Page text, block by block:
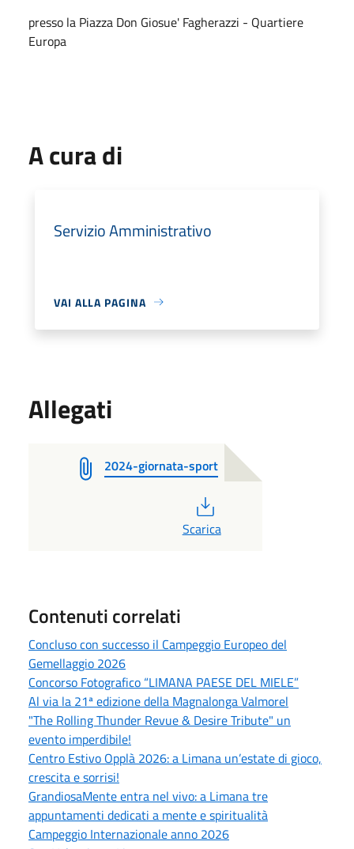
presso la Piazza Don Giosue' Fagherazzi - Quartiere
Europa
A cura di
Servizio Amministrativo
VAI ALLA PAGINA
Allegati
2024-giornata-sport
Scarica
Contenuti correlati
Concluso con successo il Campeggio Europeo del
Gemellaggio 2026
Concorso Fotografico “LIMANA PAESE DEL MIELE”
Al via la 21ª edizione della Magnalonga Valmorel
"The Rolling Thunder Revue & Desire Tribute" un
evento imperdibile!
Centro Estivo Opplà 2026: a Limana un’estate di gioco,
crescita e sorrisi!
GrandiosaMente entra nel vivo: a Limana tre
appuntamenti dedicati a mente e spiritualità
Campeggio Internazionale anno 2026